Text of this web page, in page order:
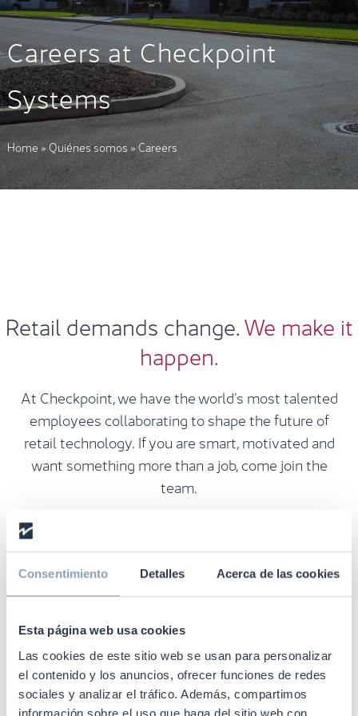
Consentimiento Detalles Acerca de las cookies
Esta página web usa cookies
Las cookies de este sitio web se usan para personalizar
el contenido y los anuncios, ofrecer funciones de redes
sociales y analizar el tráfico. Además, compartimos
información sobre el uso que haga del sitio web con
Careers at Checkpoint
Systems
Home»Quiénes somos»Careers
Retail demands change.We make it
happen.
At Checkpoint, we have the world´s most talented
employees collaborating to shape the future of
retail technology. If you are smart, motivated and
want something more than a job, come join the
team.
Our People, Our Innovation, and
Our Solutions